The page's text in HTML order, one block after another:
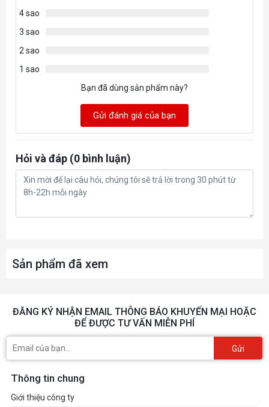
4 sao
3 sao
2 sao
1 sao
Bạn đã dùng sản phẩm này?
Gửi đánh giá của bạn
Hỏi và đáp (0 bình luận)
Sản phẩm đã xem
ĐĂNG KÝ NHẬN EMAIL THÔNG BÁO KHUYẾN MẠI HOẶC
ĐỂ ĐƯỢC TƯ VẤN MIỄN PHÍ
Gửi
Thông tin chung
Giới thiệu công ty